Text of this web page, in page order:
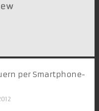
per Smartphone-